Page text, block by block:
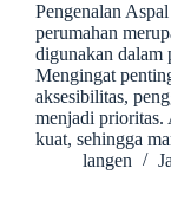
Pengenalan
perumahan
digunakan dalam
Mengingat
aksesibilitas,
menjadi
kuat, sehingga
langen